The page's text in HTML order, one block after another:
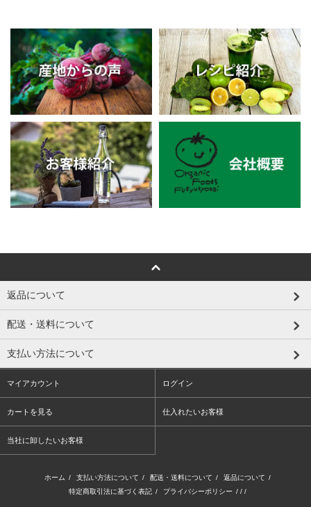
返品について
配送・送料について
支払い方法について
マイアカウント ログイン
カートを見る 仕入れたいお客様
当社に卸したいお客様
ホーム / 支払い方法について / 配送・送料について / 返品について /
特定商取引法に基づく表記 / プライバシーポリシー / / /